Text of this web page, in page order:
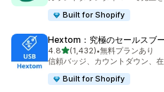
Built for Shopify
Hextom：究極のセールスブ
4.85つ星中
(1,432)
合計レビュー数：1432件
•無料プランあり
信頼バッジ、カウントダウン、
Built for Shopify